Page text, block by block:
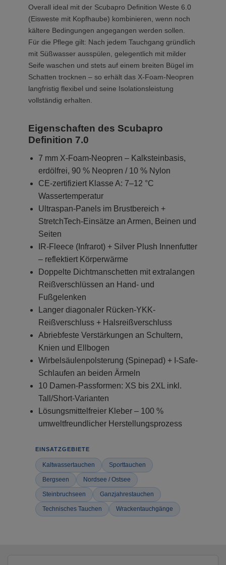
Overall ideal mit der Scubapro Definition Weste 6.0
(Eisweste mit Kopfhaube) kombinieren, wenn noch
kältere Bedingungen angegangen werden sollen.
Für die Pflege gilt: Nach jedem Tauchgang gründlich
mit Süßwasser ausspülen, gelegentlich mit milder
Seife waschen und stets auf einem breiten Bügel im
Schatten trocknen – so erhält das X-Foam-Neopren
langfristig flexibel und seine Isolationsleistung
vollständig erhalten.
Eigenschaften des Scubapro
Definition 7.0
7 mm X-Foam-Neopren – Kalksteinbasis,
erdölfrei, 90 % Neopren / 10 % Nylon
CE-zertifiziert Klasse A: 7–12 °C
Wassertemperatur
Ultraspan-Panels im Brustbereich +
StretchTech-Einsätze an Armen, Beinen und
Seiten
IR-Fleece (Infrarot) + Silver Plush Innenfutter
– reflektiert Körperwärme
Doppelte Dichtmanschetten mit extralangen
Reißverschlüssen an Hand- und
Fußgelenken
Langer diagonaler Rücken-YKK-
Reißverschluss + Halsreißverschluss
Abriebfeste Verstärkungen an Schultern,
Knien und Ellbogen
Wirbelsäulenpolsterung (Spinepad) + I-Safe-
Schlaufen an beiden Ärmeln
10 Damen-Passformen: XS bis 2XL inkl.
Tall/Short-Varianten
Lösungsmittelfreier Kleber – 100 %
umweltfreundlicher Herstellungsprozess
EINSATZGEBIETE
Kaltwassertauchen Sporttauchen
Bergseen Nordsee / Ostsee
Steinbruchseen Ganzjahrestauchen
Technisches Tauchen Wrackentauchgänge